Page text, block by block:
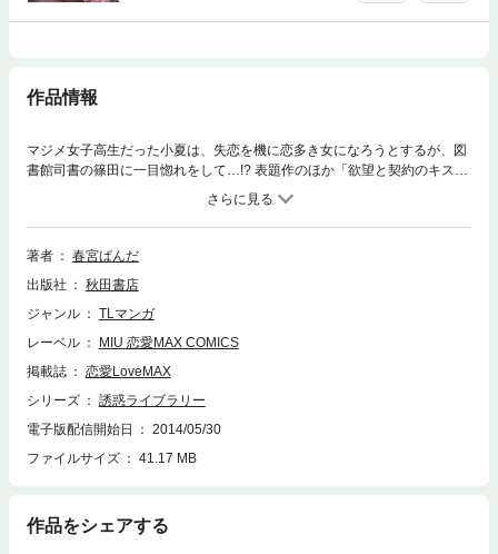
作品情報
マジメ女子高生だった小夏は、失恋を機に恋多き女になろうとするが、図
書館司書の篠田に一目惚れをして…!? 表題作のほか「欲望と契約のキス」
を収録。 ※この作品は雑誌「恋愛LoveMAX」「恋愛チェリーピンク」に掲
載されたものを再編集したものです。デジタル配信版の雑誌「恋愛 LoveM
AX」「恋愛チェリーピンク」をお求めになった方は、コンテンツ内容が重
複する場合がございますので、ご注意ください。
著者
春宮ぱんだ
出版社
秋田書店
ジャンル
TLマンガ
レーベル
MIU 恋愛MAX COMICS
掲載誌
恋愛LoveMAX
シリーズ
誘惑ライブラリー
電子版配信開始日
2014/05/30
ファイルサイズ
41.17 MB
作品をシェアする